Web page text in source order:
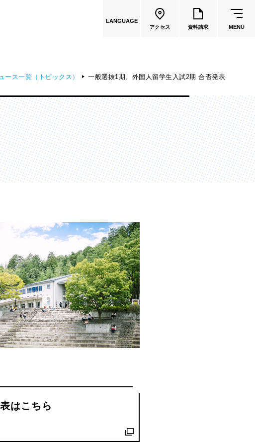
LANGUAGE
アクセス 資料請求 MENU
共通教育
教員一覧
国際文化学部
（2026年度募集停止）
創造情報学部
（仮称・構想中／2028年
度開設予定）
ース一覧（トピックス） 一般選抜1期、外国人留学生入試2期 合否発表
はこちら